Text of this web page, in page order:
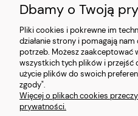
O NAS
OBSŁUGA KLIENTA
REGULAMINY
Dbamy o Twoją
Pliki cookies i pokrewne im
działanie strony i pomagają
potrzeb. Możesz zaakceptować
wszystkich tych plików i
użycie plików do swoich
zgody".
Więcej o plikach cookies
prywatności.